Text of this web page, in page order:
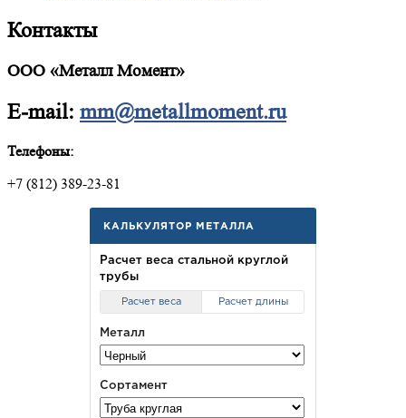
Контакты
ООО «Металл Момент»
E-mail: mm@metallmoment.ru
Телефоны:
+7 (812) 389-23-81